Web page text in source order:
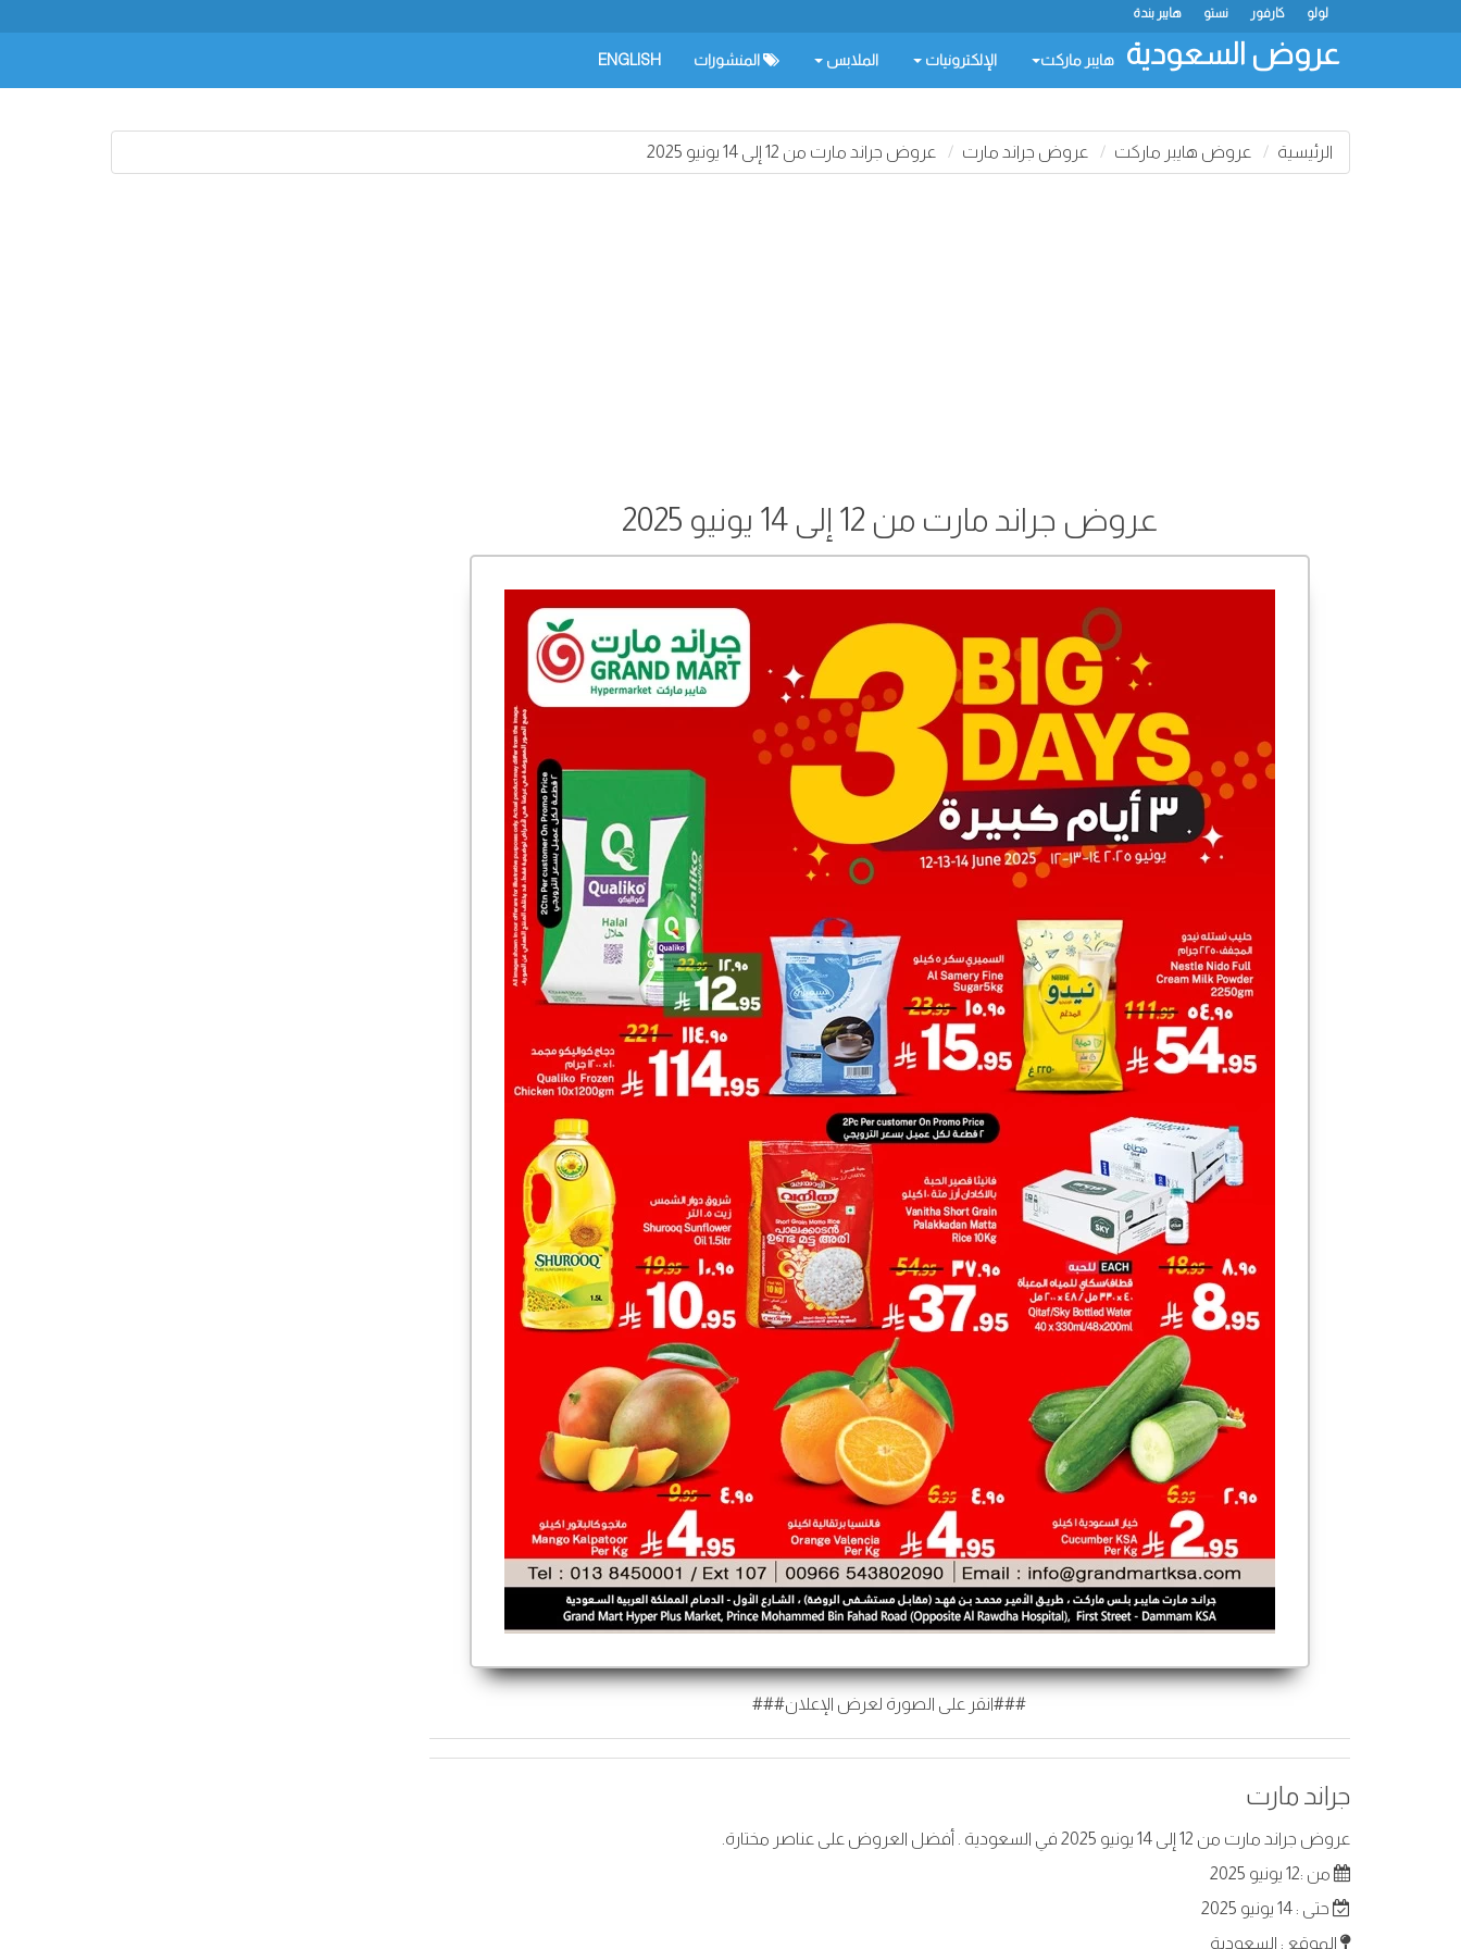
هايبر بندة نستو كارفور لولو
عروض السعودية هايبر ماركت الإلكترونيات الملابس المنشورات ENGLISH
الرئيسية عروض هايبر ماركت عروض جراند مارت عروض جراند مارت من 12 إلى 14 يونيو 2025
عروض جراند مارت من 12 إلى 14 يونيو 2025
###انقر على الصورة لعرض الإعلان###
جراند مارت
عروض جراند مارت من 12 إلى 14 يونيو 2025 في السعودية . أفضل العروض على عناصر مختارة.
من :12 يونيو 2025
حتى : 14 يونيو 2025
الموقع : السعودية